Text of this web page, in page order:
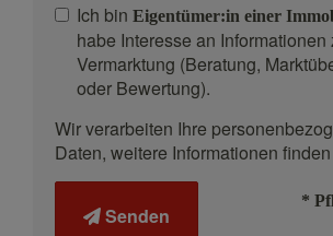
Ich bin Eigentümer:in einer
habe Interesse an Informationen
Vermarktung (Beratung,
oder Bewertung).
Wir verarbeiten Ihre
Daten, weitere Informationen
Senden
*